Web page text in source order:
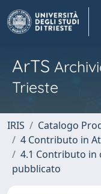
ArTS
Trieste
IRIS
Catalogo
4 Contributo in
4.1 Contributo in
pubblicato